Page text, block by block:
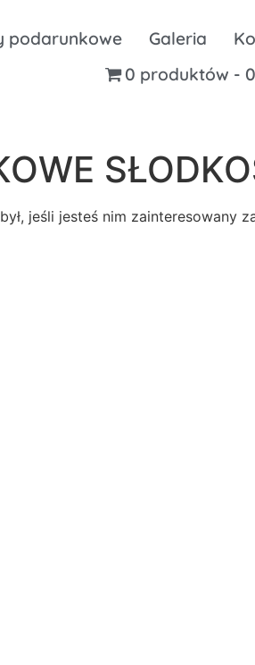
podarunkowe Galeria
0 produktów
jeśli jesteś nim zainteresowany